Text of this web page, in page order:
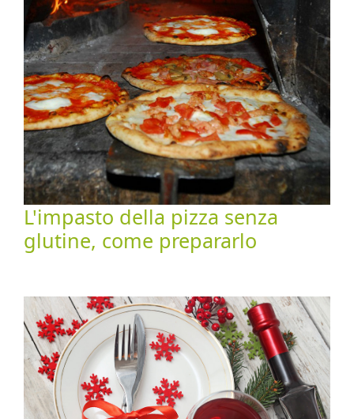
L'impasto della pizza senza
glutine, come prepararlo